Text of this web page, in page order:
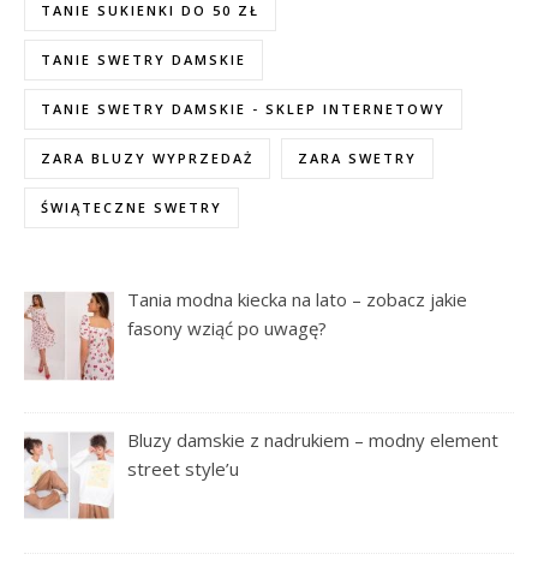
TANIE SUKIENKI DO 50 ZŁ
TANIE SWETRY DAMSKIE
TANIE SWETRY DAMSKIE - SKLEP INTERNETOWY
ZARA BLUZY WYPRZEDAŻ ZARA SWETRY
ŚWIĄTECZNE SWETRY
Tania modna kiecka na lato – zobacz jakie
fasony wziąć po uwagę?
Bluzy damskie z nadrukiem – modny element
street style’u